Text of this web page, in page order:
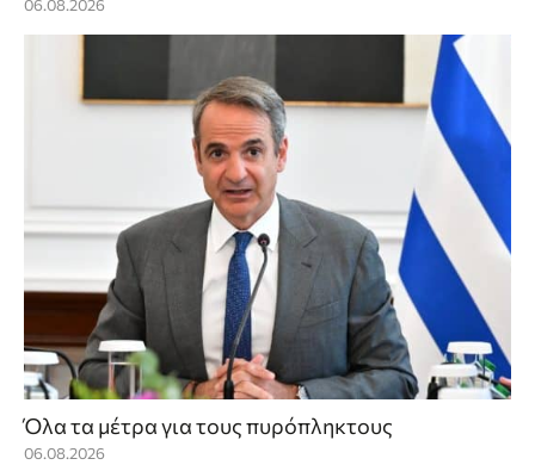
06.08.2026
Όλα τα μέτρα για τους πυρόπληκτους
06.08.2026